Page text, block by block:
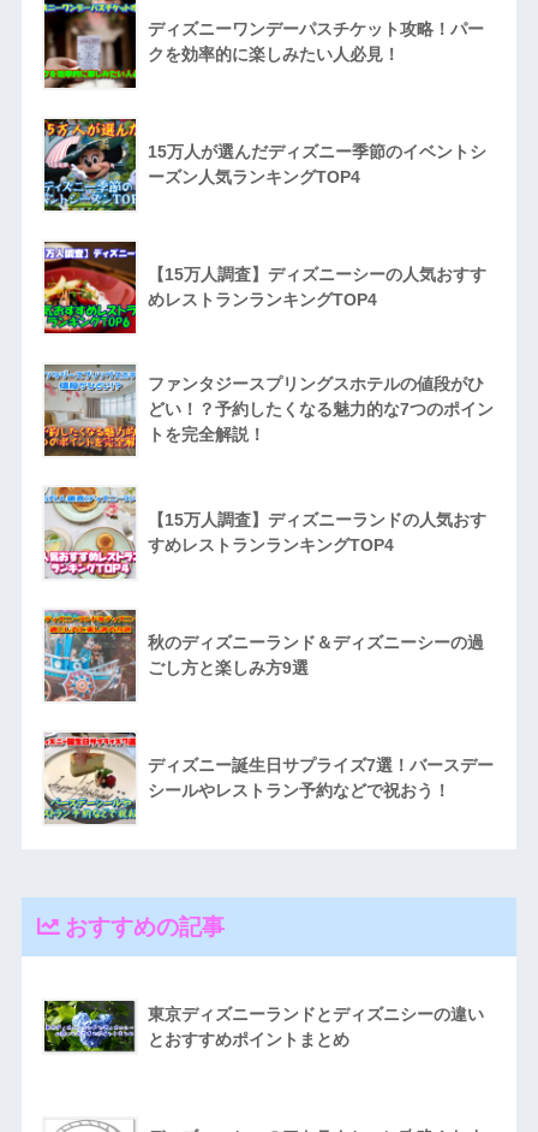
ディズニーワンデーパスチケット攻略！パー
クを効率的に楽しみたい人必見！
15万人が選んだディズニー季節のイベントシ
ーズン人気ランキングTOP4
【15万人調査】ディズニーシーの人気おすす
めレストランランキングTOP4
ファンタジースプリングスホテルの値段がひ
どい！？予約したくなる魅力的な7つのポイン
トを完全解説！
【15万人調査】ディズニーランドの人気おす
すめレストランランキングTOP4
秋のディズニーランド＆ディズニーシーの過
ごし方と楽しみ方9選
ディズニー誕生日サプライズ7選！バースデー
シールやレストラン予約などで祝おう！
おすすめの記事
東京ディズニーランドとディズニシーの違い
とおすすめポイントまとめ